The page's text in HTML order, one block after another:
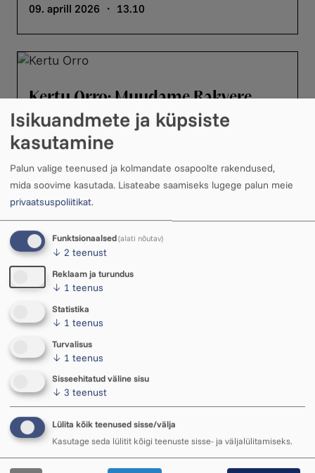
09. aprill 2026 ・ 13.10
Kertu Orro: Muudame Rakvere
Milanoks!
Gourmet Opera toob kahel detsembri õhtul
mis on oma formaadilt Eestis erakordne.
22. aprill 2026 ・ 13.18
Eesti Kunstimuuseum tõi
Ukuarusse haruldase näituse
Mitu aastat tagasi alanud läbirääkimised Eesti
Kunstimuuseumiga on päädinud Rakverele
suure võiduga – Arvo Pärdile pühendatud
näitusele haruldased teosed.
21. jaanuar 2026 ・ 14.19
Isikuandmete ja küpsiste
kasutamine
Palun valige teenused ja kolmandate osapoolte rakendused,
mida soovime kasutada. Lisateabe saamiseks lugege palun meie
privaatsuspoliitikat.
Funktsionaalsed(alati nõutav)
↓ 2 teenust
Reklaam ja turundus
↓ 1 teenus
Statistika
↓ 1 teenus
Turvalisus
↓ 1 teenus
Sisseehitatud väline sisu
↓ 3 teenust
Lülita kõik teenused sisse/välja
Kasutage seda lülitit kõigi teenuste sisse- ja väljalülitamiseks.